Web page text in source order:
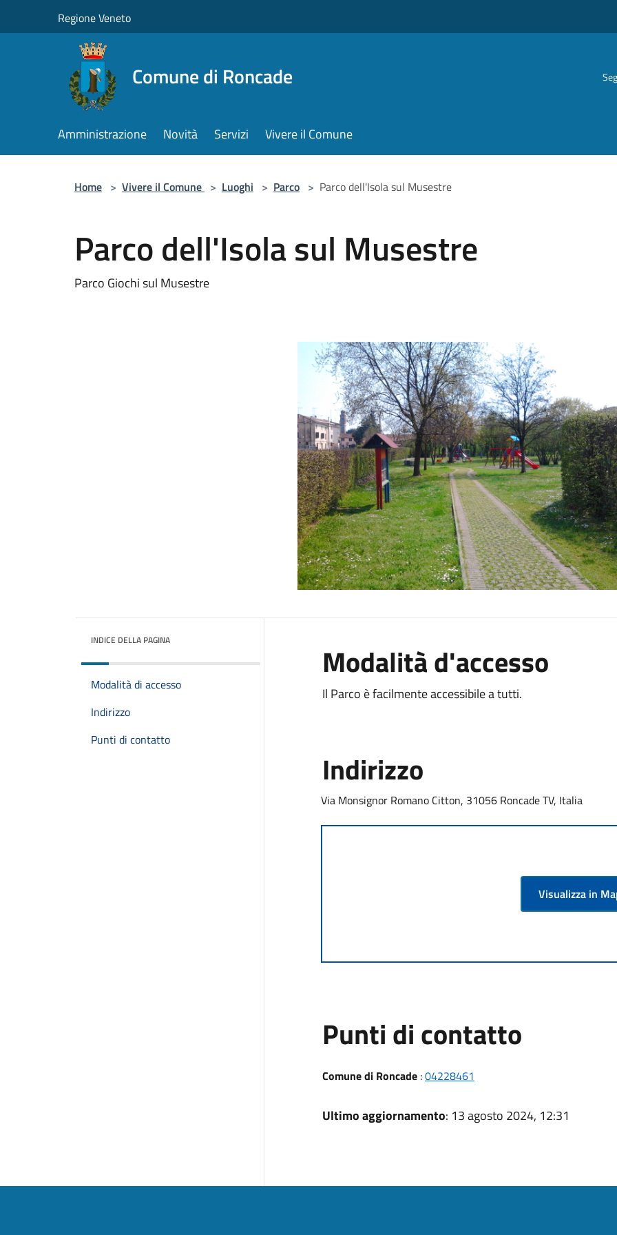
Regione Veneto
Comune di Roncade
Amministrazione Novità Servizi Vivere il Comune
Home > Vivere il Comune > Luoghi > Parco > Parco dell'Isola sul Musestre
Parco dell'Isola sul Musestre
Parco Giochi sul Musestre
INDICE DELLA PAGINA
Modalità di accesso
Indirizzo
Punti di contatto
Modalità d'accesso
Il Parco è facilmente accessibile a tutti.
Indirizzo
Via Monsignor Romano Citton, 31056 Roncade TV, Italia
Visualizza in
Punti di contatto
Comune di Roncade:04228461
Ultimo aggiornamento: 13 agosto 2024, 12:31